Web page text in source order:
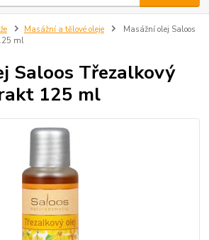
Masážní a tělové oleje
Masážní olej Saloos
ml
Saloos Třezalkový
125 ml